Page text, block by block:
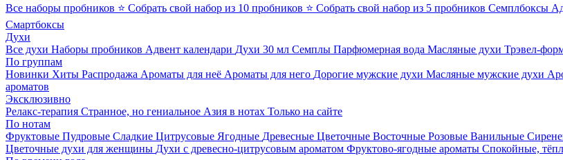
Все наборы пробников ⭐ Собрать свой набор из 10 пробников ⭐ Собрать свой набор из 5 пробников Семплбоксы
Смартбоксы
Духи
Все духи Наборы пробников Адвент календари Духи 30 мл Семплы Парфюмерная вода Масляные духи Трэвел-
По группам
Новинки Хиты Распродажа Ароматы для неё Ароматы для него Дорогие мужские духи Масляные мужские духи
ароматов
Эксклюзивно
Релакс-терапия Странное, но гениальное Азия в нотах Только на сайте
По нотам
Фруктовые Пудровые Сладкие Цитрусовые Ягодные Древесные Цветочные Восточные Розовые Ванильные
Цветочные духи для женщины Духи с древесно-цитрусовым ароматом Фруктово-ягодные ароматы Спокойные,